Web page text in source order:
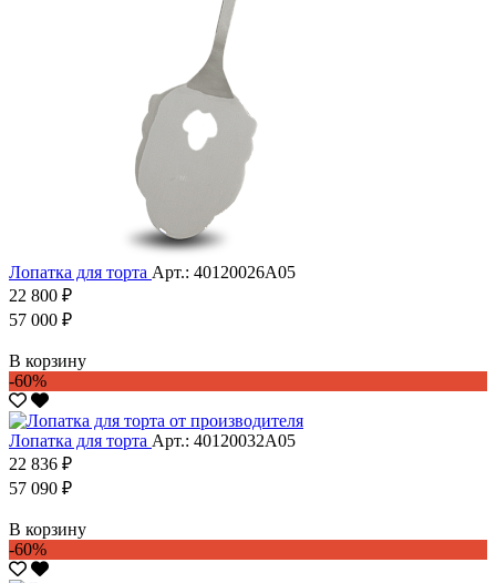
Лопатка для торта Арт.: 40120026А05
22 800 ₽
57 000 ₽
В корзину
-60%
Лопатка для торта Арт.: 40120032А05
22 836 ₽
57 090 ₽
В корзину
-60%